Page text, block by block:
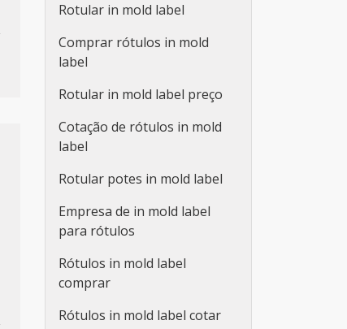
Rotular in mold label
Comprar rótulos in mold
label
Rotular in mold label preço
Cotação de rótulos in mold
label
Rotular potes in mold label
Empresa de in mold label
para rótulos
Rótulos in mold label
comprar
Rótulos in mold label cotar